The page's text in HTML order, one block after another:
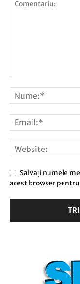
Salvați numele
acest browser